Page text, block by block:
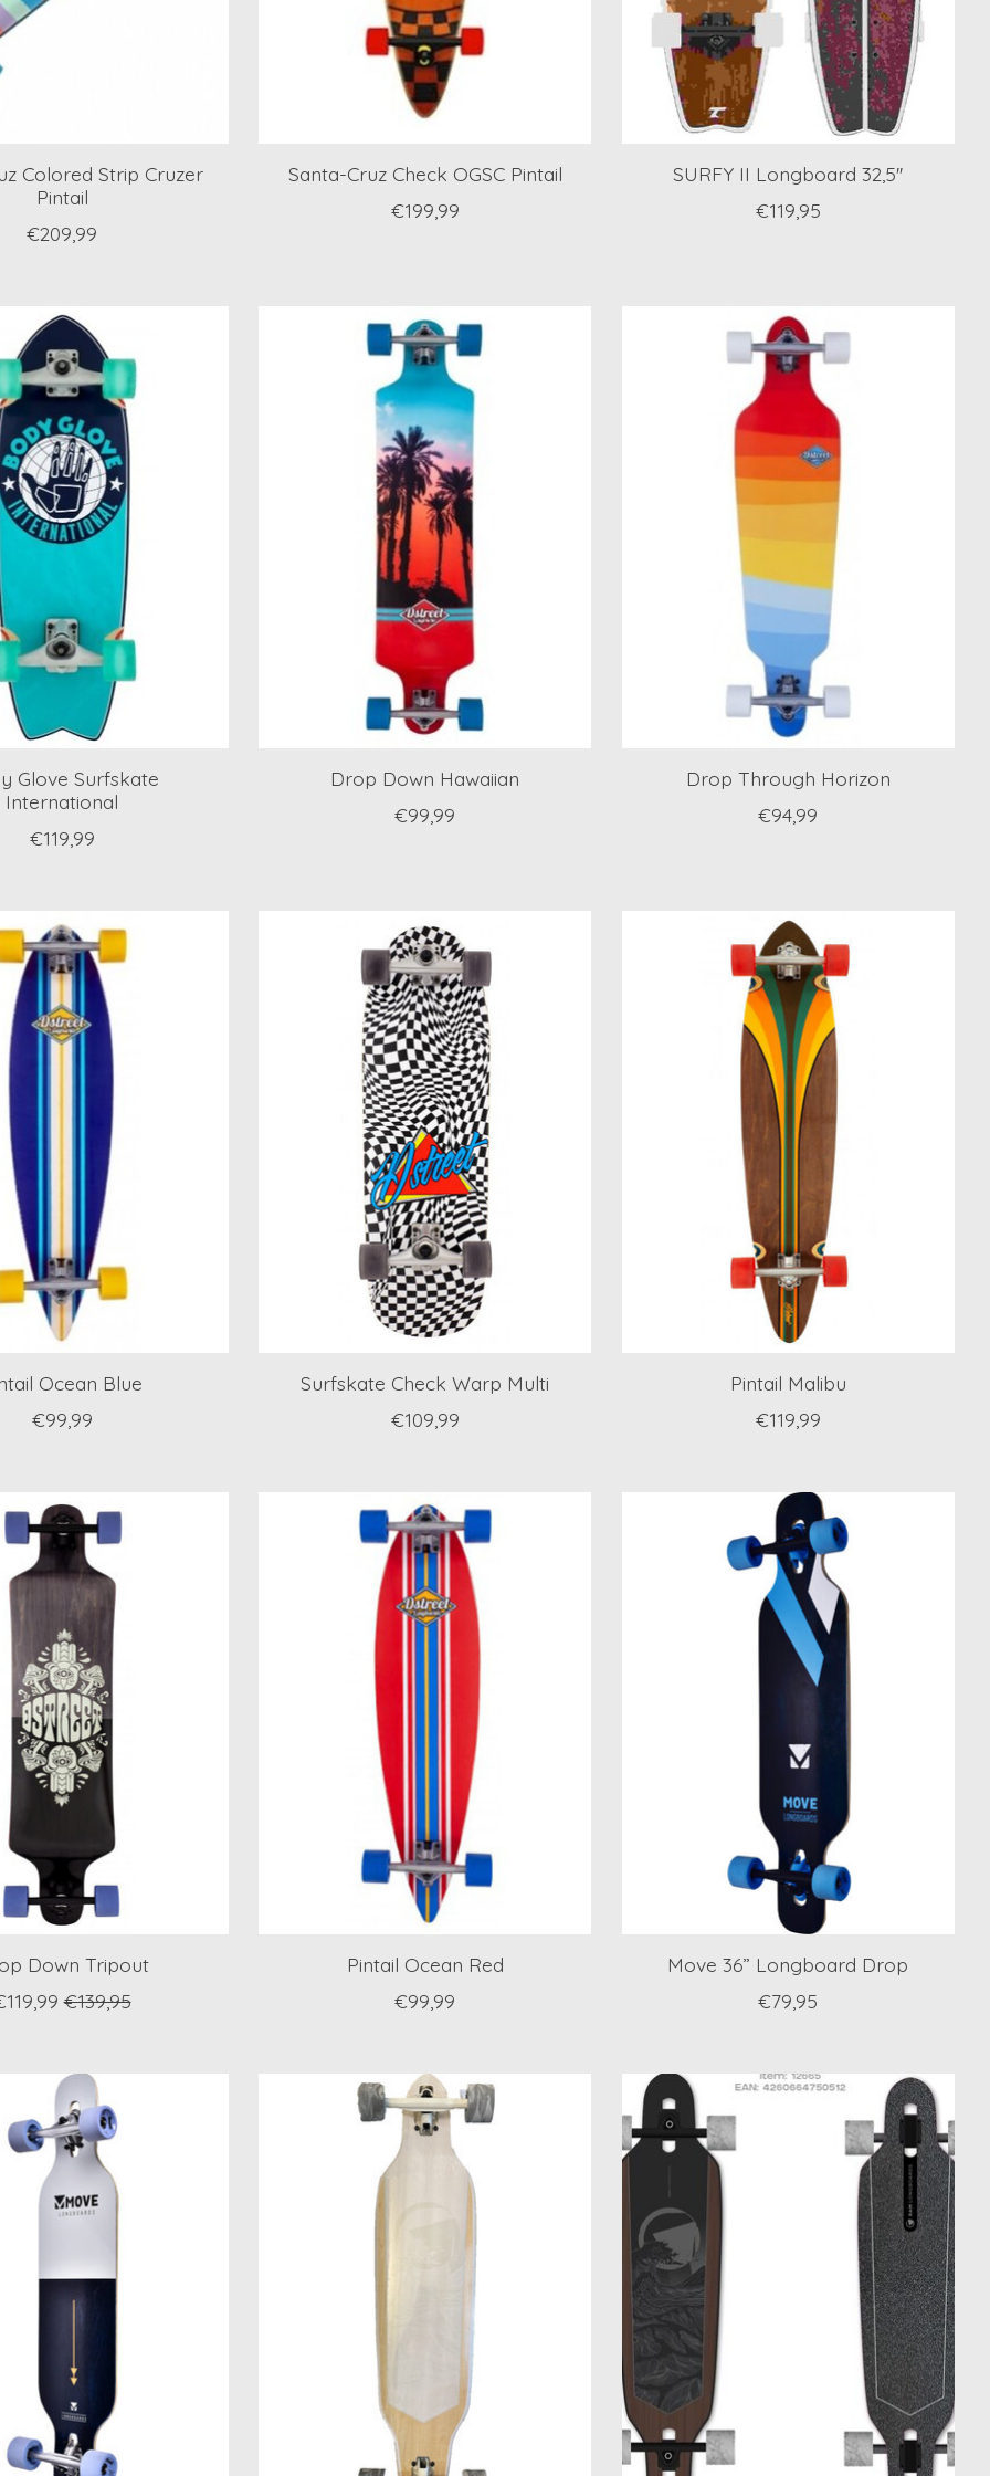
Colored Strip Cruzer
Pintail
€209,99
Santa-Cruz Check OGSC Pintail
€199,99
SURFY II Longboard 32,5''
€119,95
Glove Surfskate
International
€119,99
Drop Down Hawaiian
€99,99
Drop Through Horizon
€94,99
Ocean Blue
€99,99
Surfskate Check Warp Multi
€109,99
Pintail Malibu
€119,99
Down Tripout
€139,95
Pintail Ocean Red
€99,99
Move 36” Longboard Drop
€79,95